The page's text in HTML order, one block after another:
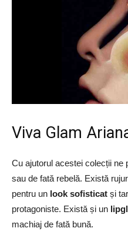
Viva Glam
Cu ajutorul acestei colecții ne
sau de fată rebelă. Există
pentru un look sofisticat și
protagoniste. Există și un
machiaj de fată bună.